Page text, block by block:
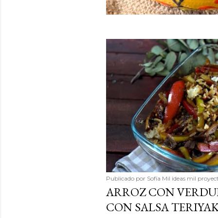
Publicado por Sofía Mil ideas mil
ARROZ CON
CON SALSA